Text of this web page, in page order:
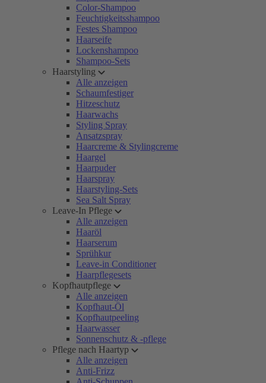
Color-Shampoo
Feuchtigkeitsshampoo
Festes Shampoo
Haarseife
Lockenshampoo
Shampoo-Sets
Haarstyling
Alle anzeigen
Schaumfestiger
Hitzeschutz
Haarwachs
Styling Spray
Ansatzspray
Haarcreme & Stylingcreme
Haargel
Haarpuder
Haarspray
Haarstyling-Sets
Sea Salt Spray
Leave-In Pflege
Alle anzeigen
Haaröl
Haarserum
Sprühkur
Leave-in Conditioner
Haarpflegesets
Kopfhautpflege
Alle anzeigen
Kopfhaut-Öl
Kopfhautpeeling
Haarwasser
Sonnenschutz & -pflege
Pflege nach Haartyp
Alle anzeigen
Anti-Frizz